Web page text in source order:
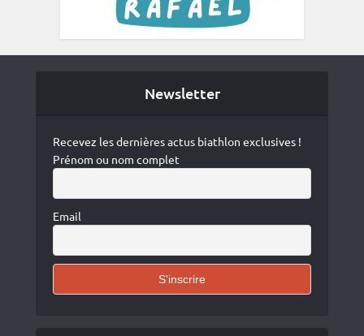
Newsletter
Recevez les dernières actus biathlon exclusives !
Prénom ou nom complet
Email